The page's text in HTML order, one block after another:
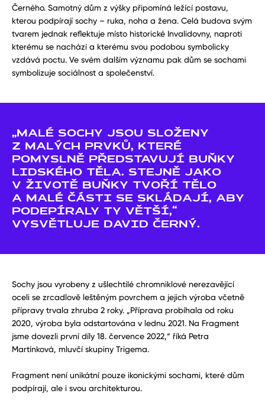
Černého. Samotný dům z výšky připomíná ležící postavu,
kterou podpírají sochy – ruka, noha a žena. Celá budova svým
tvarem jednak reflektuje místo historické Invalidovny, naproti
kterému se nachází a kterému svou podobou symbolicky
vzdává poctu. Ve svém dalším významu pak dům se sochami
symbolizuje sociálnost a společenství.
„MALÉ SOCHY JSOU SLOŽENY
Z MALÝCH PRVKŮ, KTERÉ
POMYSLNĚ PŘEDSTAVUJÍ BUŇKY
LIDSKÉHO TĚLA. STEJNĚ JAKO
V ŽIVOTĚ BUŇKY TVOŘÍ TĚLO
A MALÉ ČÁSTI SE SKLÁDAJÍ, ABY
PODEPÍRALY TY VĚTŠÍ,“
VYSVĚTLUJE DAVID ČERNÝ.
Sochy jsou vyrobeny z ušlechtilé chromniklové nerezavějící
oceli se zrcadlově leštěným povrchem a jejich výroba včetně
přípravy trvala zhruba 2 roky. „Příprava probíhala od roku
2020, výroba byla odstartována v lednu 2021. Na Fragment
jsme dovezli první díly 18. července 2022,“ říká Petra
Martínková, mluvčí skupiny Trigema.
Fragment není unikátní pouze ikonickými sochami, které dům
podpírají, ale i svou architekturou.